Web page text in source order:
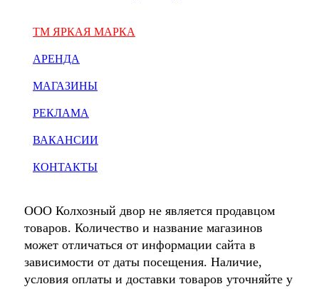
ТМ ЯРКАЯ МАРКА
АРЕНДА
МАГАЗИНЫ
РЕКЛАМА
ВАКАНСИИ
КОНТАКТЫ
ООО Колхозный двор не является продавцом
товаров. Количество и название магазинов
может отличаться от информации сайта в
зависимости от даты посещения. Наличие,
условия оплаты и доставки товаров уточняйте у